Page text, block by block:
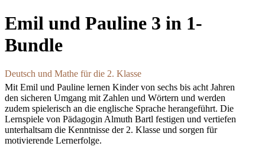
Emil und Pauline 3 in 1-
Bundle
Deutsch und Mathe für die 2. Klasse
Mit Emil und Pauline lernen Kinder von sechs bis acht Jahren
den sicheren Umgang mit Zahlen und Wörtern und werden
zudem spielerisch an die englische Sprache herangeführt. Die
Lernspiele von Pädagogin Almuth Bartl festigen und vertiefen
unterhaltsam die Kenntnisse der 2. Klasse und sorgen für
motivierende Lernerfolge.